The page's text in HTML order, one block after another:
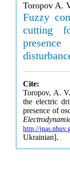
Toropov A.
Fuzzy
cutting
Cite:
Toropov, A.
the electric
presence of
http://
Ukrainian].